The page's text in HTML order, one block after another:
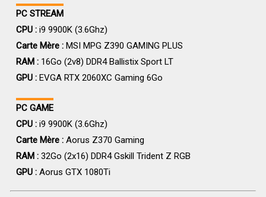
PC STREAM
CPU :i9 9900K (3.6Ghz)
Carte Mère :MSI MPG Z390 GAMING PLUS
RAM :16Go (2v8) DDR4 Ballistix Sport LT
GPU :EVGA RTX 2060XC Gaming 6Go
PC GAME
CPU :i9 9900K (3.6Ghz)
Carte Mère :Aorus Z370 Gaming
RAM :32Go (2x16) DDR4 Gskill Trident Z RGB
GPU :Aorus GTX 1080Ti